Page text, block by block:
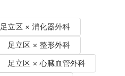
足立区 × 消化器外科
足立区 × 整形外科
足立区 × 心臓血管外科